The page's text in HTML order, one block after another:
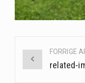
navigationFORRIGE
related-